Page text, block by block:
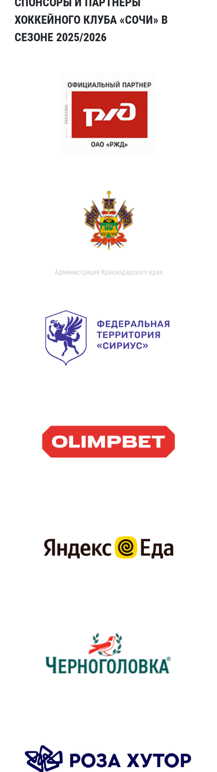
ХОККЕЙНОГО КЛУБА «СОЧИ» В
СЕЗОНЕ 2025/2026
Администрация Краснодарского края